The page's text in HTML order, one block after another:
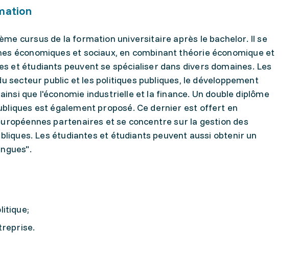
cursus de la formation universitaire après le bachelor. Il se
économiques et sociaux, en combinant théorie économique et
et étudiants peuvent se spécialiser dans divers domaines. Les
secteur public et les politiques publiques, le développement
que l'économie industrielle et la finance. Un double diplôme
est également proposé. Ce dernier est offert en
partenaires et se concentre sur la gestion des
Les étudiantes et étudiants peuvent aussi obtenir un